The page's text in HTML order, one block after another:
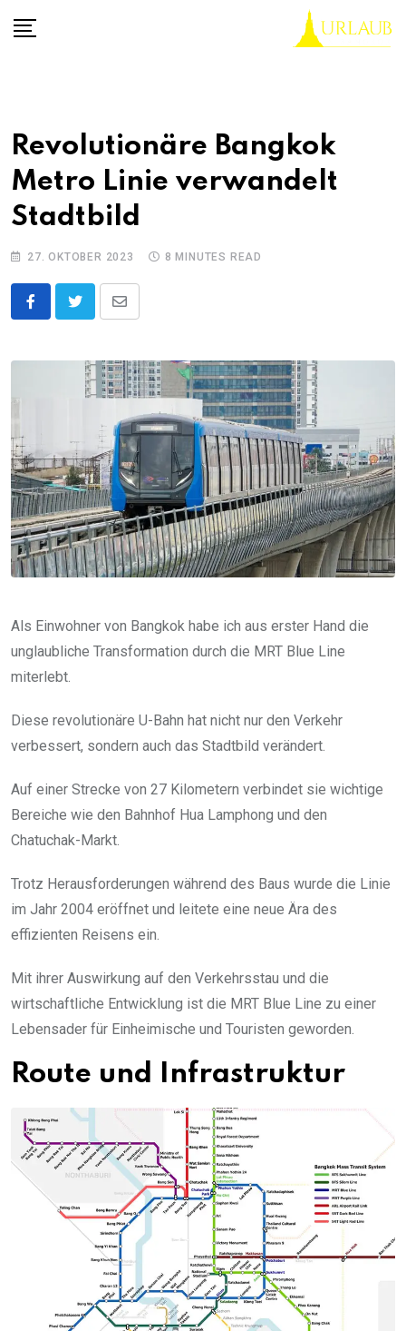
Revolutionäre Bangkok
Metro Linie verwandelt
Stadtbild
27. OKTOBER 2023 8 MINUTES READ
Share
Email
Als Einwohner von Bangkok habe ich aus erster Hand die
unglaubliche Transformation durch die MRT Blue Line
miterlebt.
Diese revolutionäre U-Bahn hat nicht nur den Verkehr
verbessert, sondern auch das Stadtbild verändert.
Auf einer Strecke von 27 Kilometern verbindet sie wichtige
Bereiche wie den Bahnhof Hua Lamphong und den
Chatuchak-Markt.
Trotz Herausforderungen während des Baus wurde die Linie
im Jahr 2004 eröffnet und leitete eine neue Ära des
effizienten Reisens ein.
Mit ihrer Auswirkung auf den Verkehrsstau und die
wirtschaftliche Entwicklung ist die MRT Blue Line zu einer
Lebensader für Einheimische und Touristen geworden.
Route und Infrastruktur